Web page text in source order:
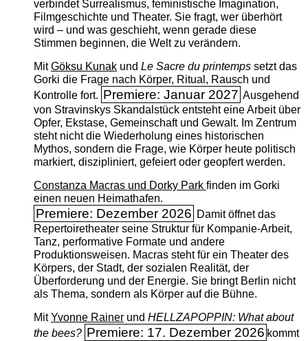
verbindet Surrealismus, feministische Imagination,
Filmgeschichte und Theater. Sie fragt, wer überhört
wird – und was geschieht, wenn gerade diese
Stimmen beginnen, die Welt zu verändern.
MitGöksu Kunakund Le Sacre du printempssetzt das
Gorki die Frage nach Körper, Ritual, Rausch und
Kontrolle fort. Premiere: Januar 2027 Ausgehend
von Stravinskys Skandalstück entsteht eine Arbeit über
Opfer, Ekstase, Gemeinschaft und Gewalt. Im Zentrum
steht nicht die Wiederholung eines historischen
Mythos, sondern die Frage, wie Körper heute politisch
markiert, diszipliniert, gefeiert oder geopfert werden.
Constanza Macras und Dorky Park finden im Gorki
einen neuen Heimathafen.
Premiere: Dezember 2026 Damit öffnet das
Repertoiretheater seine Struktur für Kompanie-Arbeit,
Tanz, performative Formate und andere
Produktionsweisen. Macras steht für ein Theater des
Körpers, der Stadt, der sozialen Realität, der
Überforderung und der Energie. Sie bringt Berlin nicht
als Thema, sondern als Körper auf die Bühne.
MitYvonne Rainerund HELLZAPOPPIN: What about
the bees? Premiere: 17. Dezember 2026 kommt